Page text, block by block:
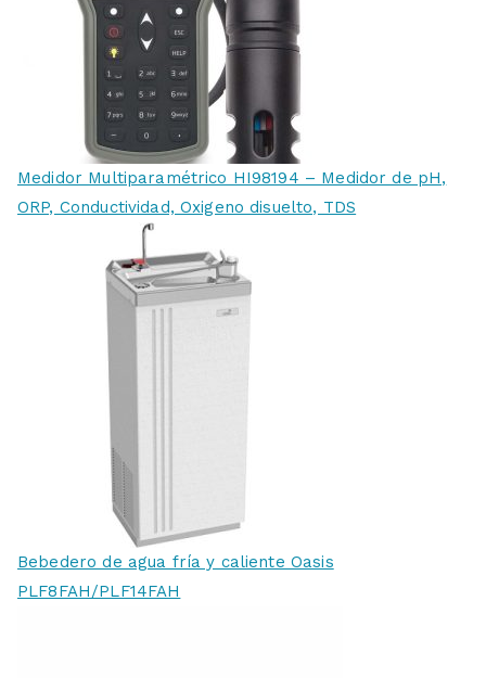
Medidor Multiparamétrico HI98194 – Medidor de pH,
ORP, Conductividad, Oxigeno disuelto, TDS
Bebedero de agua fría y caliente Oasis
PLF8FAH/PLF14FAH